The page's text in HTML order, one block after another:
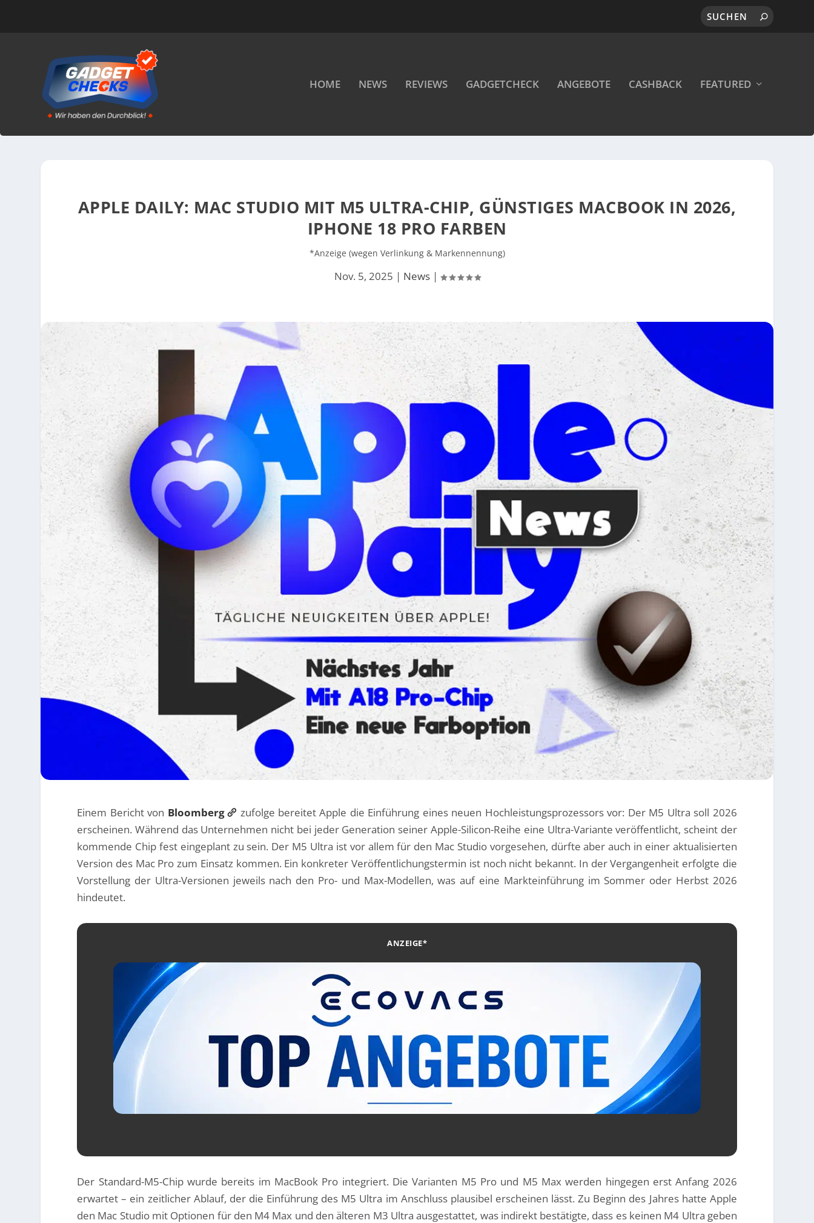
HOME NEWS REVIEWS GADGETCHECK ANGEBOTE CASHBACK FEATURED
APPLE DAILY: MAC STUDIO MIT M5 ULTRA-CHIP, GÜNSTIGES MACBOOK IN 2026,
IPHONE 18 PRO FARBEN
*Anzeige (wegen Verlinkung & Markennennung)
Nov. 5, 2025 | News|
Einem Bericht von Bloomberg
zufolge bereitet Apple die Einführung eines neuen Hochleistungsprozessors vor: Der M5 Ultra soll 2026
erscheinen. Während das Unternehmen nicht bei jeder Generation seiner Apple-Silicon-Reihe eine Ultra-Variante veröffentlicht, scheint der
kommende Chip fest eingeplant zu sein. Der M5 Ultra ist vor allem für den Mac Studio vorgesehen, dürfte aber auch in einer aktualisierten
Version des Mac Pro zum Einsatz kommen. Ein konkreter Veröffentlichungstermin ist noch nicht bekannt. In der Vergangenheit erfolgte die
Vorstellung der Ultra-Versionen jeweils nach den Pro- und Max-Modellen, was auf eine Markteinführung im Sommer oder Herbst 2026
hindeutet.
ANZEIGE*
Der Standard-M5-Chip wurde bereits im MacBook Pro integriert. Die Varianten M5 Pro und M5 Max werden hingegen erst Anfang 2026
erwartet – ein zeitlicher Ablauf, der die Einführung des M5 Ultra im Anschluss plausibel erscheinen lässt. Zu Beginn des Jahres hatte Apple
den Mac Studio mit Optionen für den M4 Max und den älteren M3 Ultra ausgestattet, was indirekt bestätigte, dass es keinen M4 Ultra geben